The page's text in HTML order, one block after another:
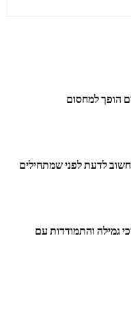
הופך למחסום
לדעת לפני שמתחילים
גמילה והתמודדות עם